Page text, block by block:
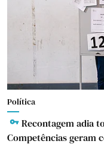
Política
Recontagem adia
Competências geram